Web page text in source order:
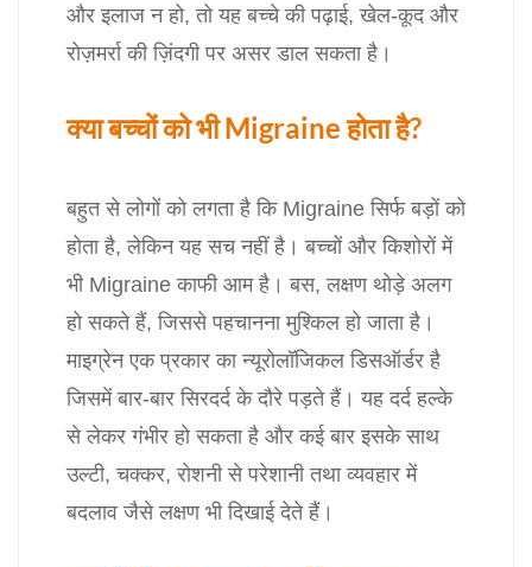
और इलाज न हो, तो यह बच्चे की पढ़ाई, खेल-कूद और
रोज़मर्रा की ज़िंदगी पर असर डाल सकता है।
क्या बच्चों को भी Migraine होता है?
बहुत से लोगों को लगता है कि Migraine सिर्फ बड़ों को
होता है, लेकिन यह सच नहीं है। बच्चों और किशोरों में
भी Migraine काफी आम है। बस, लक्षण थोड़े अलग
हो सकते हैं, जिससे पहचानना मुश्किल हो जाता है।
माइग्रेन एक प्रकार का न्यूरोलॉजिकल डिसऑर्डर है
जिसमें बार-बार सिरदर्द के दौरे पड़ते हैं। यह दर्द हल्के
से लेकर गंभीर हो सकता है और कई बार इसके साथ
उल्टी, चक्कर, रोशनी से परेशानी तथा व्यवहार में
बदलाव जैसे लक्षण भी दिखाई देते हैं।